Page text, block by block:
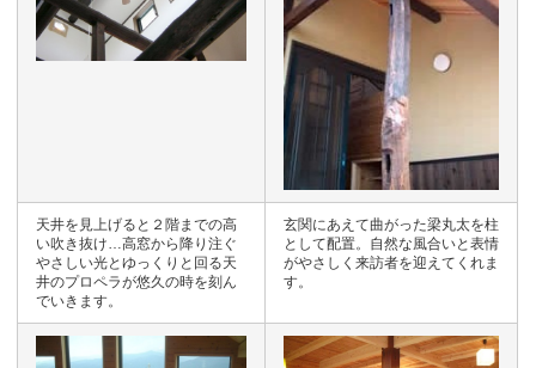
天井を見上げると２階までの高
い吹き抜け…高窓から降り注ぐ
やさしい光とゆっくりと回る天
井のプロペラが悠久の時を刻ん
でいきます。
玄関にあえて曲がった梁丸太を柱
として配置。自然な風合いと表情
がやさしく来訪者を迎えてくれま
す。